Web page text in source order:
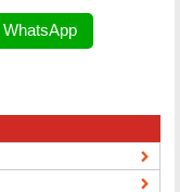
WhatsApp